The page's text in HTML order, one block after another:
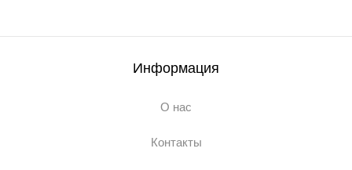
Информация
О нас
Контакты